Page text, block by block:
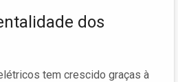
dos
tem crescido graças à